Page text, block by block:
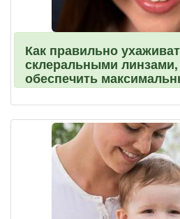
Как правильно
склеральными
обеспечить